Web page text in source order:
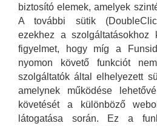
biztosító elemek, amelyek
A további sütik
ezekhez a szolgáltatásokhoz
figyelmet, hogy míg a
nyomon követő funkciót
szolgáltatók által elhelyezett
amelynek működése
követését a különböző
látogatása során. Ez a